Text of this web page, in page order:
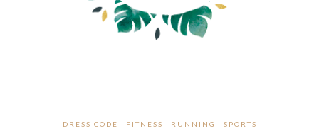
DRESS CODE FITNESS RUNNING SPORTS